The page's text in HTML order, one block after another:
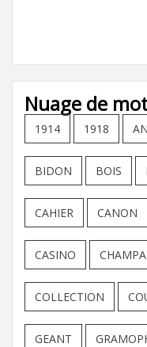
Nuage de
1914 1918
BIDON BOIS
CAHIER CANON
CASINO
COLLECTION
GEANT